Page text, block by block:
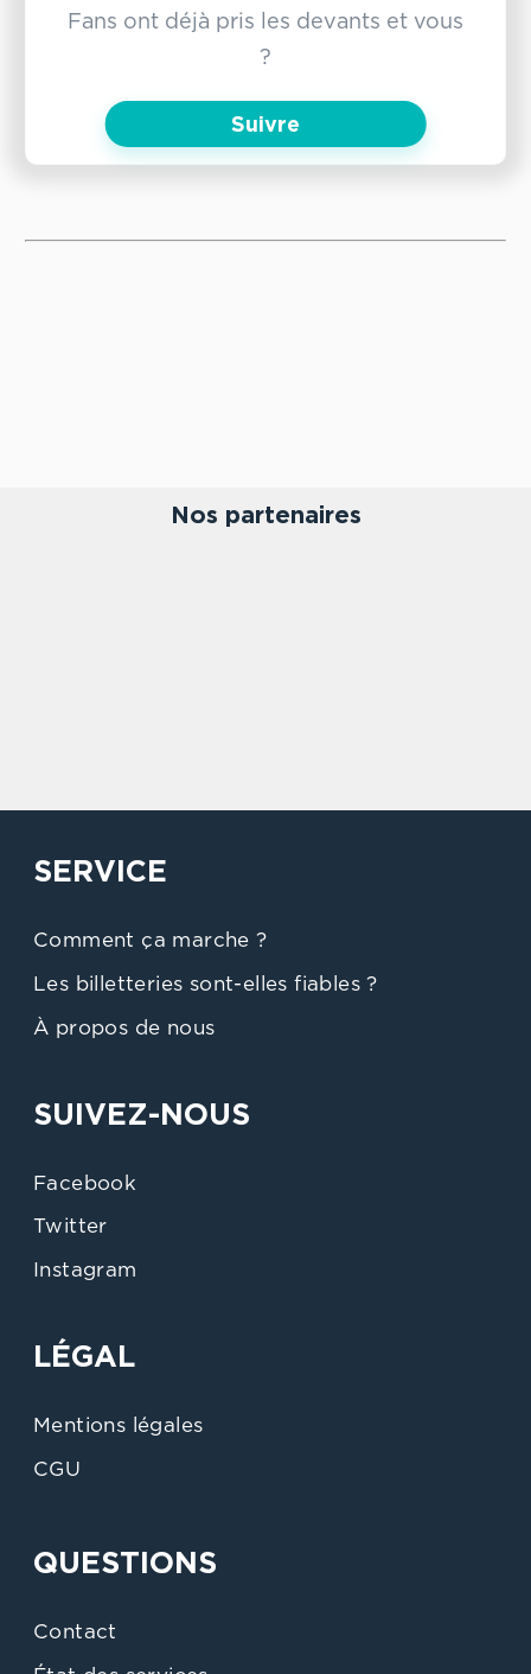
Fans ont déjà pris les devants et vous
?
Suivre
Nos partenaires
SERVICE
Comment ça marche ?
Les billetteries sont-elles fiables ?
À propos de nous
SUIVEZ-NOUS
Facebook
Twitter
Instagram
LÉGAL
Mentions légales
CGU
QUESTIONS
Contact